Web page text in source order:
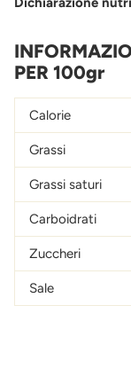
PER 100gr
Calorie
Grassi
Grassi saturi
Carboidrati
Zuccheri
Sale